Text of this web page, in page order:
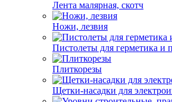
Лента малярная, скотч
Ножи, лезвия
Пистолеты для герметика и
Плиткорезы
Щетки-насадки для